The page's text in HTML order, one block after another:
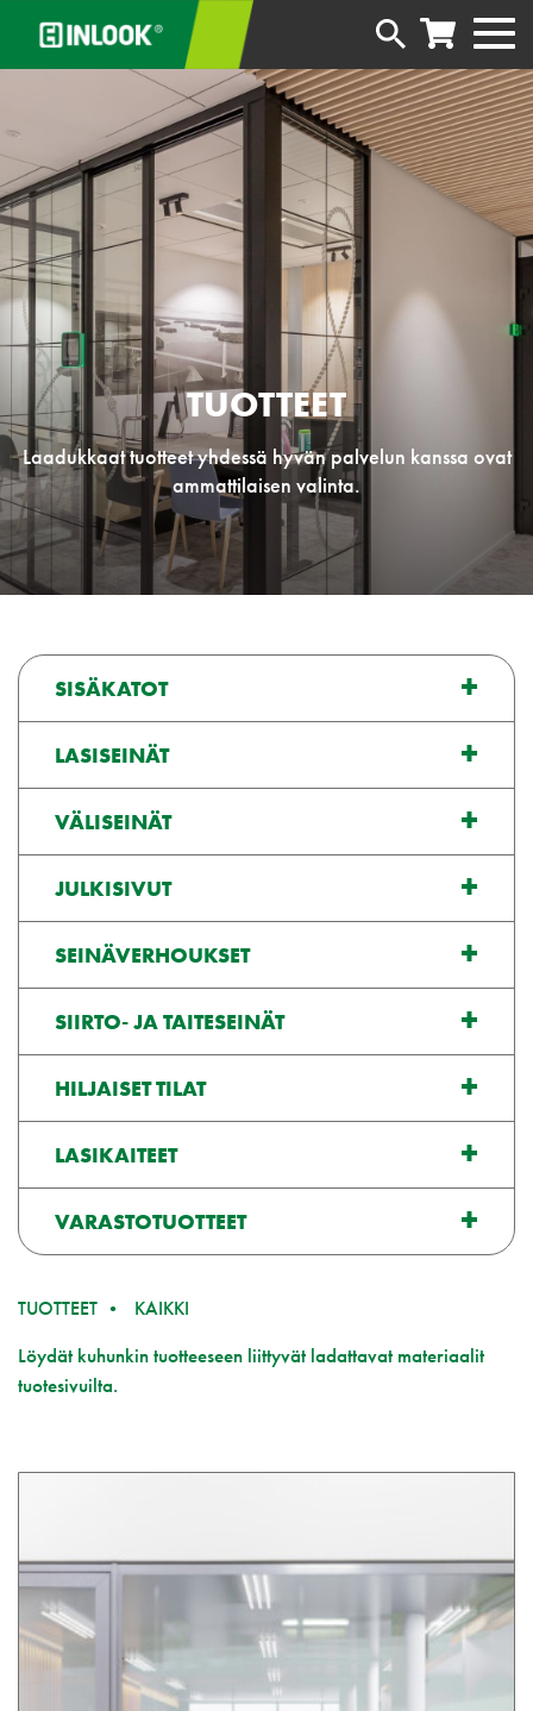
TUOTTEET
Laadukkaat tuotteet yhdessä hyvän palvelun kanssa ovat
ammattilaisen valinta.
SISÄKATOT
LASISEINÄT
VÄLISEINÄT
JULKISIVUT
SEINÄVERHOUKSET
SIIRTO- JA TAITESEINÄT
HILJAISET TILAT
LASIKAITEET
VARASTOTUOTTEET
TUOTTEET KAIKKI
Löydät kuhunkin tuotteeseen liittyvät ladattavat materiaalit
tuotesivuilta.